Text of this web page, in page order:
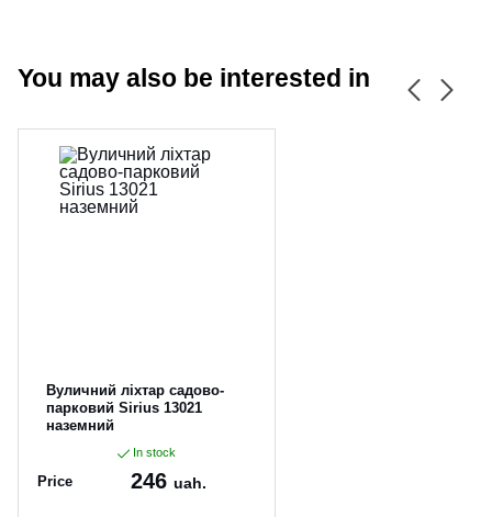
You may also be interested in
Вуличний ліхтар садово-
парковий Sirius 13021
наземний
In stock
Price 246 uah.